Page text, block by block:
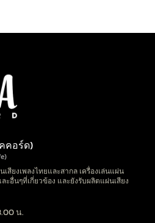
คอร์ด)
สียงเพลงไทยและสากล เครื่องเล่นแผ่น
อื่นๆที่เกี่ยวข้อง และยังรับผลิตแผ่นเสียง
น.